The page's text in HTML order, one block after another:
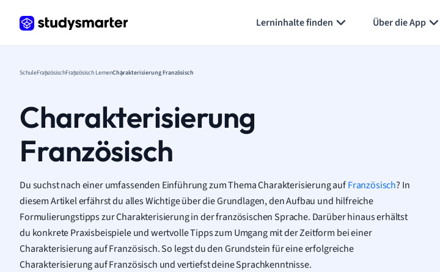
Lerninhalte finden Über die App
SchuleFranzösischFranzösisch LernenCharakterisierung Französisch
Charakterisierung
Französisch
Du suchst nach einer umfassenden Einführung zum Thema Charakterisierung aufFranzösisch? In
diesem Artikel erfährst du alles Wichtige über die Grundlagen, den Aufbau und hilfreiche
Formulierungstipps zur Charakterisierung in der französischen Sprache. Darüber hinaus erhältst
du konkrete Praxisbeispiele und wertvolle Tipps zum Umgang mit der Zeitform bei einer
Charakterisierung auf Französisch. So legst du den Grundstein für eine erfolgreiche
Charakterisierung auf Französisch und vertiefst deine Sprachkenntnisse.